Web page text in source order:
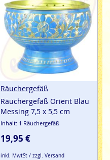
Räuchergefäß
Räuchergefäß Orient Blau
Messing 7,5 x 5,5 cm
Inhalt: 1 Räuchergefäß
19,95 €
inkl. MwtSt / zzgl. Versand